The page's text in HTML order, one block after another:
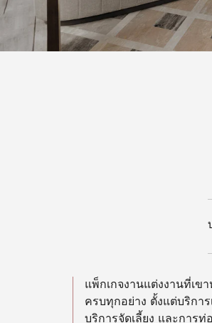
แพ็กเกจงานแต่งงานที่เข
ครบทุกอย่าง ตั้งแต่บริกา
บริการจัดเลี้ยง และการท่